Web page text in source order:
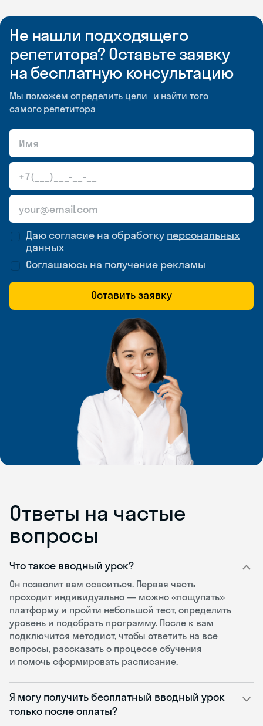
Не нашли подходящего
репетитора? Оставьте заявку
на бесплатную консультацию
Мы поможем определить цели и найти того
самого репетитора
Даю согласие на обработку персональных
данных
Соглашаюсь на получение рекламы
Оставить заявку
Ответы на частые
вопросы
Что такое вводный урок?
Он позволит вам освоиться. Первая часть
проходит индивидуально — можно «пощупать»
платформу и пройти небольшой тест, определить
уровень и подобрать программу. После к вам
подключится методист, чтобы ответить на все
вопросы, рассказать о процессе обучения
и помочь сформировать расписание.
Я могу получить бесплатный вводный урок
только после оплаты?